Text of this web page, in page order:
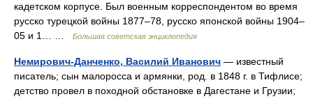
кадетском корпусе. Был военным корреспондентом во время
русско турецкой войны 1877‒78, русско японской войны 1904‒
05 и 1… …
Большая советская энциклопедия
Немирович-Данченко, Василий Иванович — известный
писатель; сын малоросса и армянки, род. в 1848 г. в Тифлисе;
детство провел в походной обстановке в Дагестане и Грузии;